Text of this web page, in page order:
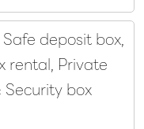
deposit box,
rental, Private
box